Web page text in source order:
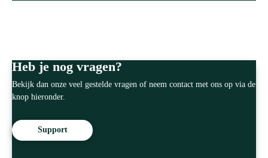
Heb je nog vragen?
Bekijk dan onze veel gestelde vragen of neem contact met ons op via de
knop hieronder.
Support